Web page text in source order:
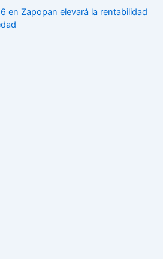
en Zapopan elevará la rentabilidad